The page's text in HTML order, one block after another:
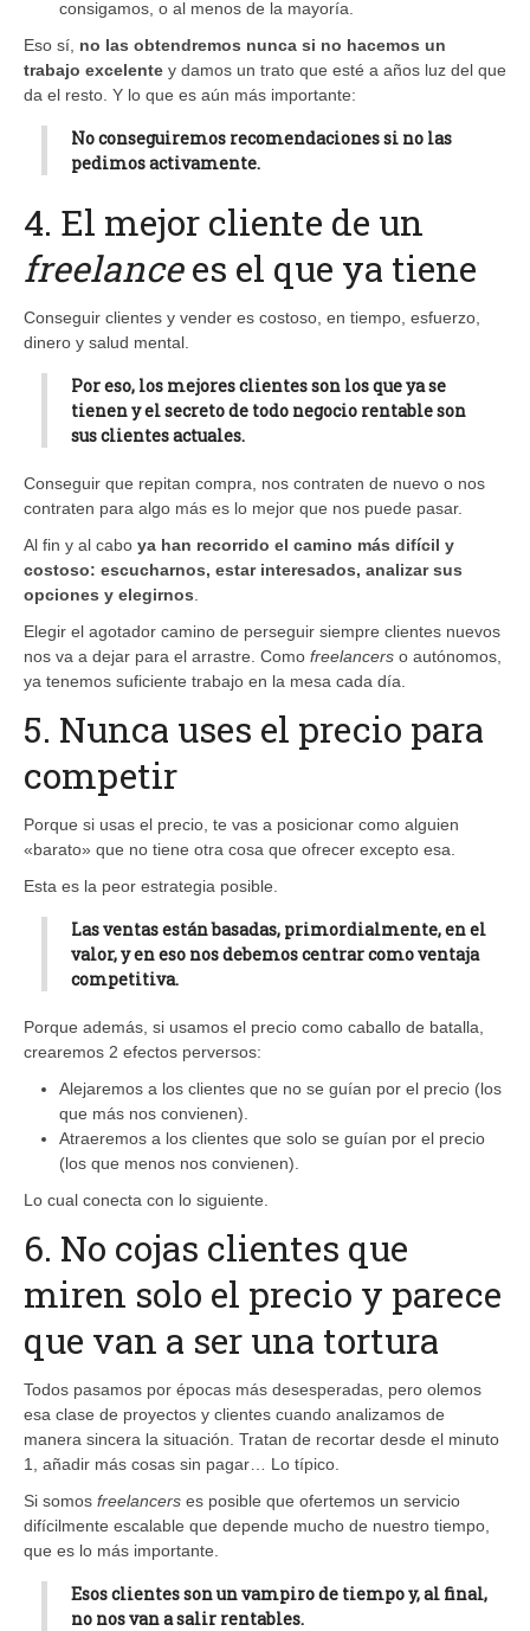
consigamos, o al menos de la mayoría.
Eso sí, no las obtendremos nunca si no hacemos un
trabajo excelente y damos un trato que esté a años luz del que
da el resto. Y lo que es aún más importante:
No conseguiremos recomendaciones si no las
pedimos activamente.
4. El mejor cliente de un
freelancees el que ya tiene
Conseguir clientes y vender es costoso, en tiempo, esfuerzo,
dinero y salud mental.
Por eso, los mejores clientes son los que ya se
tienen y el secreto de todo negocio rentable son
sus clientes actuales.
Conseguir que repitan compra, nos contraten de nuevo o nos
contraten para algo más es lo mejor que nos puede pasar.
Al fin y al cabo ya han recorrido el camino más difícil y
costoso: escucharnos, estar interesados, analizar sus
opciones y elegirnos
Elegir el agotador camino de perseguir siempre clientes nuevos
nos va a dejar para el arrastre. Como freelancers o autónomos,
ya tenemos suficiente trabajo en la mesa cada día.
5. Nunca uses el precio para
competir
Porque si usas el precio, te vas a posicionar como alguien
«barato» que no tiene otra cosa que ofrecer excepto esa.
Esta es la peor estrategia posible.
Las ventas están basadas, primordialmente, en el
valor, y en eso nos debemos centrar como ventaja
competitiva.
Porque además, si usamos el precio como caballo de batalla,
crearemos 2 efectos perversos:
Alejaremos a los clientes que no se guían por el precio (los
que más nos convienen).
Atraeremos a los clientes que solo se guían por el precio
(los que menos nos convienen).
Lo cual conecta con lo siguiente.
6. No cojas clientes que
miren solo el precio y parece
que van a ser una tortura
Todos pasamos por épocas más desesperadas, pero olemos
esa clase de proyectos y clientes cuando analizamos de
manera sincera la situación. Tratan de recortar desde el minuto
1, añadir más cosas sin pagar… Lo típico.
Si somos freelancers es posible que ofertemos un servicio
difícilmente escalable que depende mucho de nuestro tiempo,
que es lo más importante.
Esos clientes son un vampiro de tiempo y, al final,
no nos van a salir rentables.